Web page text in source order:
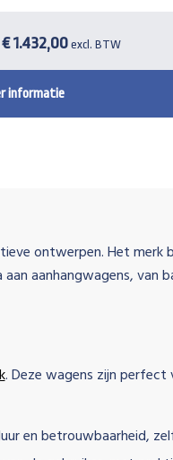
€ 1.432,00 excl. BTW
informatie
ontwerpen. Het merk
aanhangwagens, van
. Deze wagens zijn perfect
en betrouwbaarheid,